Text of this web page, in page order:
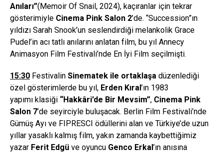
Anıları”(Memoir Of Snail, 2024), kaçıranlar için tekrar
gösterimiyle Cinema Pink Salon 2’de. “Succession”ın
yıldızı Sarah Snook’un seslendirdiği melankolik Grace
Pudel’in acı tatlı anılarını anlatan film, bu yıl Annecy
Animasyon Film Festivali’nde En İyi Film seçilmişti.
15:30 Festivalin Sinematek ile ortaklaşa düzenlediği
özel gösterimlerde bu yıl, Erden Kıral ’ın 1983
yapımı klasiği “Hakkâri’de Bir Mevsim”, Cinema Pink
Salon 7’de seyirciyle buluşacak. Berlin Film Festivali’nde
Gümüş Ayı ve FIPRESCI ödüllerini alan ve Türkiye’de uzun
yıllar yasaklı kalmış film, yakın zamanda kaybettiğimiz
yazar Ferit Edgü ve oyuncu Genco Erkal ’ın anısına